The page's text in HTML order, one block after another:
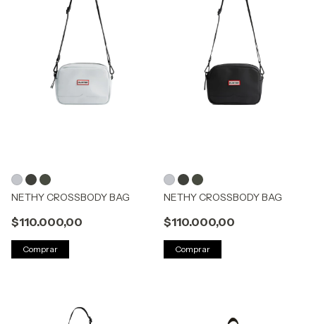
NETHY CROSSBODY BAG
$110.000,00
Comprar
NETHY CROSSBODY BAG
$110.000,00
Comprar